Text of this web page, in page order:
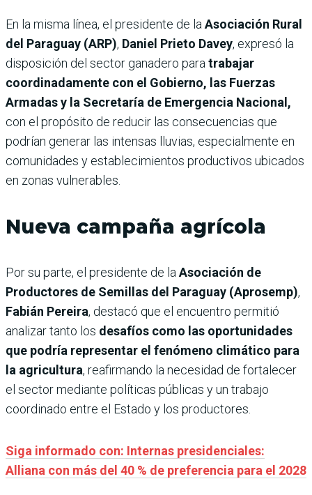
En la misma línea, el presidente de la Asociación Rural
del Paraguay (ARP), Daniel Prieto Davey, expresó la
disposición del sector ganadero para trabajar
coordinadamente con el Gobierno, las Fuerzas
Armadas y la Secretaría de Emergencia Nacional,
con el propósito de reducir las consecuencias que
podrían generar las intensas lluvias, especialmente en
comunidades y establecimientos productivos ubicados
en zonas vulnerables.
Nueva campaña agrícola
Por su parte, el presidente de la Asociación de
Productores de Semillas del Paraguay (Aprosemp),
Fabián Pereira, destacó que el encuentro permitió
analizar tanto los desafíos como las oportunidades
que podría representar el fenómeno climático para
la agricultura, reafirmando la necesidad de fortalecer
el sector mediante políticas públicas y un trabajo
coordinado entre el Estado y los productores.
Siga informado con: Internas presidenciales:
Alliana con más del 40 % de preferencia para el 2028